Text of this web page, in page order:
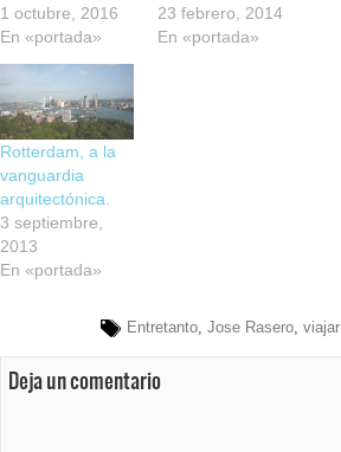
1 octubre, 2016
En «portada»
23 febrero, 2014
En «portada»
Rotterdam, a la
vanguardia
arquitectónica.
3 septiembre,
2013
En «portada»
Entretanto, Jose Rasero, viajar
Deja un comentario